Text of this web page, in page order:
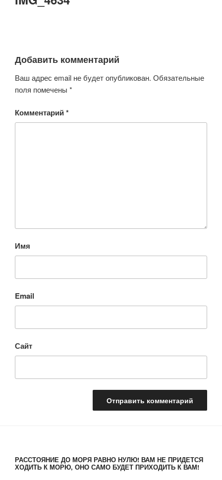
Добавить комментарий
Ваш адрес email не будет опубликован. Обязательные
поля помечены *
Комментарий*
Имя
Email
Сайт
РАССТОЯНИЕ ДО МОРЯ РАВНО НУЛЮ! ВАМ НЕ ПРИДЕТСЯ
ХОДИТЬ К МОРЮ, ОНО САМО БУДЕТ ПРИХОДИТЬ К ВАМ!